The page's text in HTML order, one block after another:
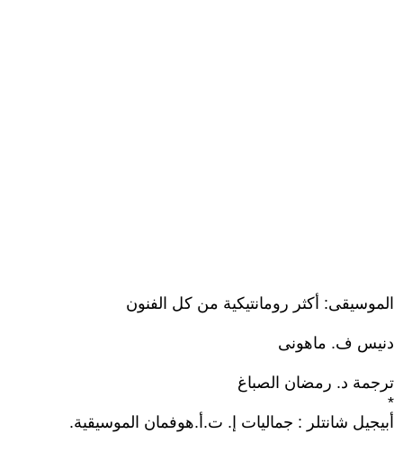
الموسيقى: أكثر رومانتيكية من كل الفنون
دنيس ف. ماهونى
ترجمة د. رمضان الصباغ
*
أبيجيل شانتلر : جماليات إ. ت.أ.هوفمان الموسيقية.